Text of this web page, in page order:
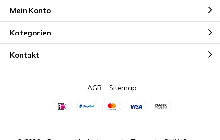
Mein Konto
Kategorien
Kontakt
AGB Sitemap